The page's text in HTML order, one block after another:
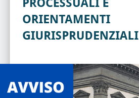
PROCESSUALI E
ORIENTAMENTI
GIURISPRUDENZIALI